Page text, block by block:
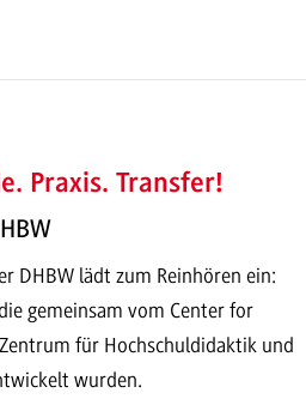
Praxis. Transfer!
DHBW lädt zum Reinhören ein:
gemeinsam vom Center for
für Hochschuldidaktik und
wurden.